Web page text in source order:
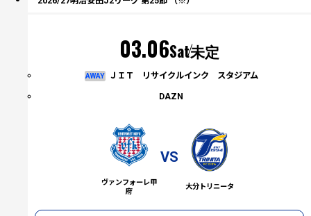
03.06Sat未定
AWAY
ＪＩＴ リサイクルインク スタジアム
DAZN
ヴァンフォーレ甲
府
大分トリニータ
VS